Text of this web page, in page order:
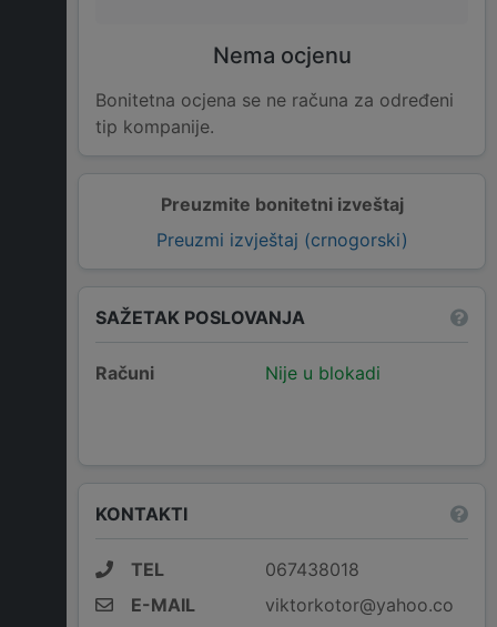
Preuzmite bonitetni izveštaj
Preuzmi izvještaj (crnogorski)
Nema ocjenu
Bonitetna ocjena se ne računa za određeni
tip kompanije.
SAŽETAK POSLOVANJA
Računi Nije u blokadi
KONTAKTI
TEL
067438018
E-MAIL
viktorkotor@yahoo.co